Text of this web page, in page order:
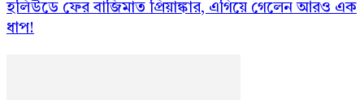
হলিউডে ফের বাজিমাত প্রিয়াঙ্কার, এগিয়ে গেলেন আরও এক
ধাপ!